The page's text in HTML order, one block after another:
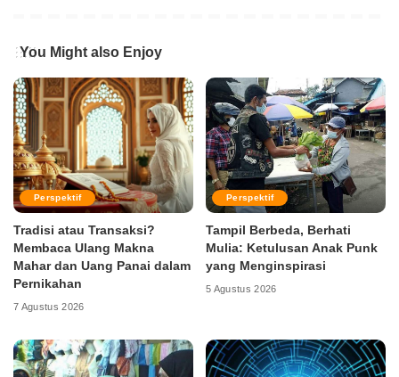
You Might also Enjoy
Perspektif
Tradisi atau Transaksi?
Membaca Ulang Makna
Mahar dan Uang Panai dalam
Pernikahan
7 Agustus 2026
Perspektif
Tampil Berbeda, Berhati
Mulia: Ketulusan Anak Punk
yang Menginspirasi
5 Agustus 2026